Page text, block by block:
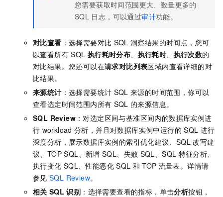
您需要获取时间范围更大、数量更多的
SQL 日志，可以通过审计功能。
对比查看 ：选择需要对比 SQL 洞察结果的时间点，您可
以查看所有 SQL 执行耗时分布 执行耗时 执行次数的
对比结果。您还可以在请求对比列表区域内查看详细的对
比结果。
来源统计 ：选择需要统计 SQL 来源的时间范围，你可以
查看选定时间范围内所有 SQL 的来源信息。
SQL Review ：对选定区间与基准区间内的数据库实例进
行 workload 分析，并且对数据库实例中运行的 SQL 进行
深度分析，展示数据库实例的索引优化建议、SQL 改写建
议、TOP SQL、新增 SQL、失败 SQL、SQL 特征分析、
执行变化 SQL、性能恶化 SQL 和 TOP 流量表。详情请
参见 SQL Review。
相关 SQL 识别 ：选择需要查看的指标，单击分析按钮，